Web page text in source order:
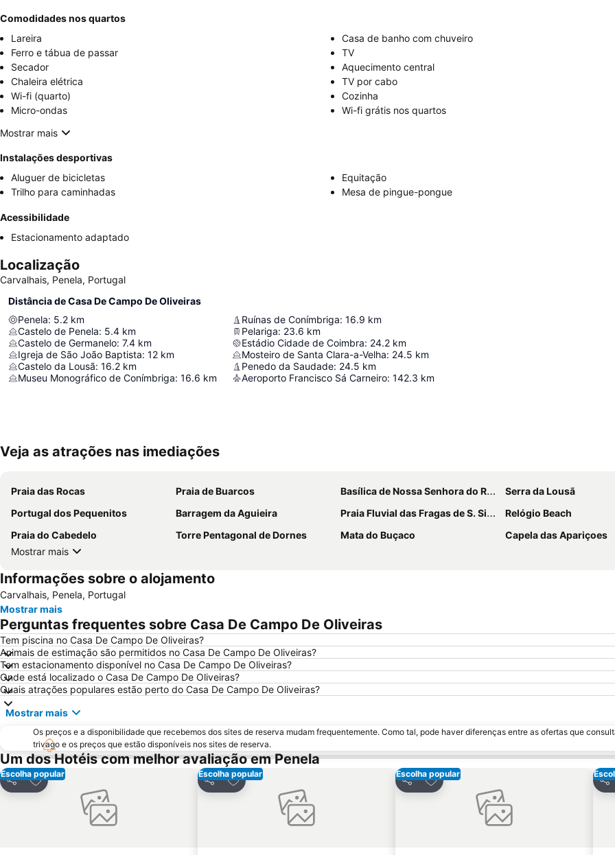
Comodidades nos quartos
Lareira
Casa de banho com chuveiro
Ferro e tábua de passar
TV
Secador
Aquecimento central
Chaleira elétrica
TV por cabo
Wi-fi (quarto)
Cozinha
Micro-ondas
Wi-fi grátis nos quartos
Mostrar mais
Instalações desportivas
Aluguer de bicicletas
Equitação
Trilho para caminhadas
Mesa de pingue-pongue
Acessibilidade
Estacionamento adaptado
Localização
Carvalhais, Penela, Portugal
Distância de Casa De Campo De Oliveiras
Penela: 5.2 km
Castelo de Penela: 5.4 km
Castelo de Germanelo: 7.4 km
Igreja de São João Baptista: 12 km
Castelo da Lousã: 16.2 km
Museu Monográfico de Conímbriga: 16.6 km
Ruínas de Conímbriga: 16.9 km
Pelariga: 23.6 km
Estádio Cidade de Coimbra: 24.2 km
Mosteiro de Santa Clara-a-Velha: 24.5 km
Penedo da Saudade: 24.5 km
Aeroporto Francisco Sá Carneiro: 142.3 km
Veja as atrações nas imediações
Praia das Rocas Praia de Buarcos Basílica de Nossa Senhora do Rosário de Fátima
Serra da Lousã
Portugal dos Pequenitos
Barragem da Aguieira Praia Fluvial das Fragas de S. Simão
Relógio Beach
Praia do Cabedelo
Torre Pentagonal de Dornes Mata do Buçaco
Capela das Apariçoes
Mostrar mais
Informações sobre o alojamento
Carvalhais, Penela, Portugal
Mostrar mais
Perguntas frequentes sobre Casa De Campo De Oliveiras
Tem piscina no Casa De Campo De Oliveiras?
Animais de estimação são permitidos no Casa De Campo De Oliveiras?
Tem estacionamento disponível no Casa De Campo De Oliveiras?
Onde está localizado o Casa De Campo De Oliveiras?
Quais atrações populares estão perto do Casa De Campo De Oliveiras?
Mostrar mais
Os preços e a disponibilidade que recebemos dos sites de reserva mudam frequentemente. Como tal, pode haver diferenças entre as ofertas que
trivago e os preços que estão disponíveis nos sites de reserva.
Um dos Hotéis com melhor avaliação em Penela
Escolha popular
Partilhar
Adicionar aos favoritos Escolha popular
Partilhar
Adicionar aos favoritos Escolha popular
Partilhar
Adicionar aos favoritos